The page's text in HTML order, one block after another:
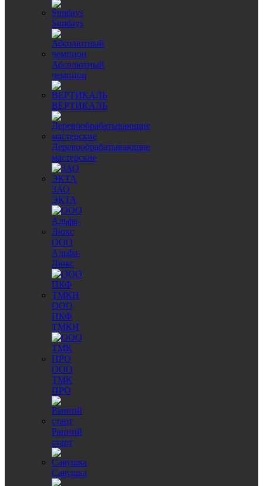
Sundays
Абсолютный
чемпион
ВЕРТИКАЛЬ
Деревообрабатывающие
мастерские
ЗАО
ЭКТА
ООО
Альфа-
Люкс
ООО
ПКФ
ТМКН
ООО
ТМК
ПРО
Ранний
старт
Савушка